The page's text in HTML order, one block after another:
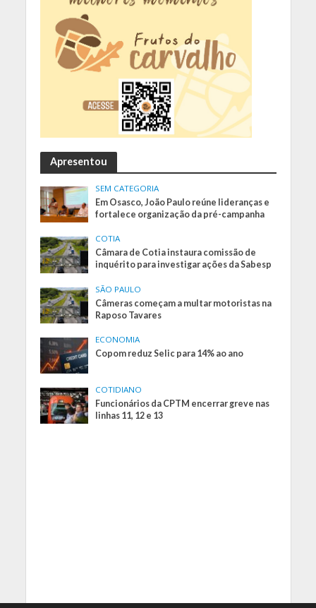
Apresentou
SEM CATEGORIA
Em Osasco, João Paulo reúne lideranças e
fortalece organização da pré-campanha
COTIA
Câmara de Cotia instaura comissão de
inquérito para investigar ações da Sabesp
SÃO PAULO
Câmeras começam a multar motoristas na
Raposo Tavares
ECONOMIA
Copom reduz Selic para 14% ao ano
COTIDIANO
Funcionários da CPTM encerrar greve nas
linhas 11, 12 e 13